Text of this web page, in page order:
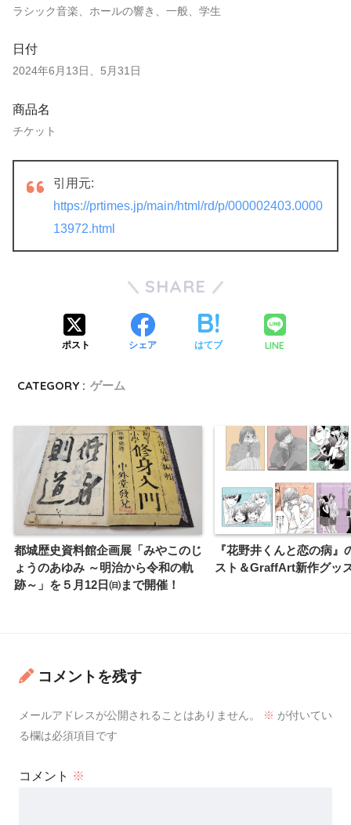
ラシック音楽、ホールの響き、一般、学生
日付
2024年6月13日、5月31日
商品名
チケット
引用元:
https://prtimes.jp/main/html/rd/p/000002403.0000
13972.html
SHARE
ポスト シェア はてブ LINE
CATEGORY : ゲーム
都城歴史資料館企画展「みやこのじ
ょうのあゆみ ～明治から令和の軌
跡～」を５月12日㈰まで開催！
『花野井くんと恋の病』
スト＆GraffArt新作グッ
コメントを残す
メールアドレスが公開されることはありません。 ※ が付いてい
る欄は必須項目です
コメント ※